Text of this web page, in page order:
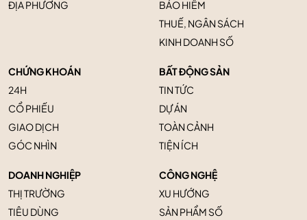
ĐỊA PHƯƠNG
BẢO HIỂM
THUẾ, NGÂN SÁCH
KINH DOANH SỐ
CHỨNG KHOÁN
24H
CỔ PHIẾU
GIAO DỊCH
GÓC NHÌN
BẤT ĐỘNG SẢN
TIN TỨC
DỰ ÁN
TOÀN CẢNH
TIỆN ÍCH
DOANH NGHIỆP
THỊ TRƯỜNG
TIÊU DÙNG
CÔNG NGHỆ
XU HƯỚNG
SẢN PHẨM SỐ